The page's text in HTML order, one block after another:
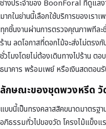
ช่างประจำของ BoonForal ที่ดูแล
มากในย่านนี้เลือกใช้บริการของเรา
ทุกชิ้นงานผ่านการตรวจคุณภาพทีล
ร้าน ลดโอกาสที่ดอกไม้จะส่งไม่ตร
ชั่วโมงโดยไม่ต้องเดินทางไปร้าน ต
ธนาคาร พร้อมเพย์ หรือเงินสดตอน
ลักษณะของชุดพวงหรีด วั
แบบนี้เป็นทรงคลาสสิคขนาดมาตรฐ
อภิธรรมทั่วไปของวัด โครงไม้แข็ง